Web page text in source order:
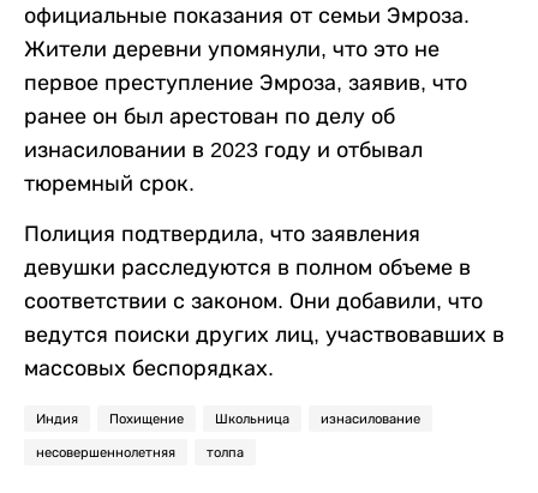
официальные показания от семьи Эмроза.
Жители деревни упомянули, что это не
первое преступление Эмроза, заявив, что
ранее он был арестован по делу об
изнасиловании в 2023 году и отбывал
тюремный срок.
Полиция подтвердила, что заявления
девушки расследуются в полном объеме в
соответствии с законом. Они добавили, что
ведутся поиски других лиц, участвовавших в
массовых беспорядках.
Индия Похищение Школьница изнасилование
несовершеннолетняя толпа